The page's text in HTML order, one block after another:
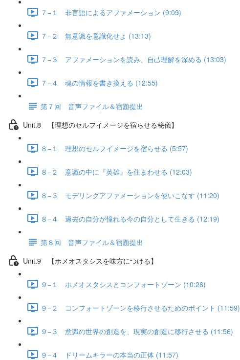
７−１ 非言語によるアファメーション (9:09)
７−２ 無意識を意識化せよ (13:13)
７−３ アファメーションを読み、自己理解を深める (13:03)
７−４ 魂の情報を書き換える (12:55)
第７回 音声ファイル＆宿題提出
Unit.8 【理想のセルフイメージを宿らせる秘儀】
８−１ 理想のセルフイメージを宿らせる (5:57)
８−２ 意識の中に『英雄』を住まわせる (12:03)
８−３ モデリングアファメーションを使いこなす (11:20)
８−４ 過去の自分が憧れる今の自分として生きる (12:19)
第８回 音声ファイル＆宿題提出
Unit.9 【ホメオスタシスを味方につける】
９−１ ホメオスタシスとコンフォートゾーン (10:28)
９−２ コンフォートゾーンを移行させるためのポイント (11:59)
９−３ 意識の世界の創造を、現実の創造に移行させる (11:56)
９−４ ドリームキラーの本当の正体 (11:57)